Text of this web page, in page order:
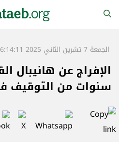
الجمعة 7 تشرين الثاني 2025 06:14:11
الإفراج عن هانيبال
سنوات من التوقيف